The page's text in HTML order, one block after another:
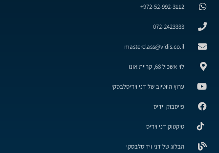
972-52-992-3112+
072-2423333
masterclass@vidis.co.il
לוי אשכול 68, קריית אונו
ערוץ היוטיוב של דני וידיסלבסקי
פייסבוק וידיס
טיקטוק דני וידיס
הבלוג של דני וידיסלבסקי